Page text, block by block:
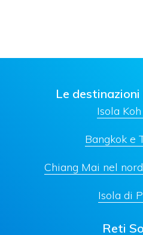
Le
Isola
Bangkok e
Chiang Mai nel
Isola di
Reti